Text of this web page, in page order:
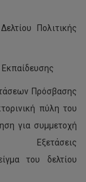
Πολιτικής
Πρόσβασης
πύλη του
για συμμετοχή
του δελτίου